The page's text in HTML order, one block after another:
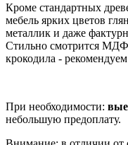
Кроме стандартных
мебель ярких цветов
металлик и даже
Стильно смотрится МДФ
крокодила -
При необходимости:
небольшую предоплату.